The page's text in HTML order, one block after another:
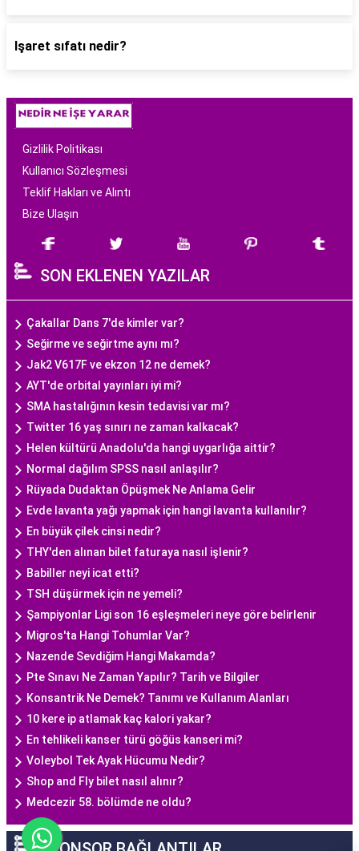
Işaret sıfatı nedir?
Gizlilik Politikası
Kullanıcı Sözleşmesi
Teklif Hakları ve Alıntı
Bize Ulaşın
SON EKLENEN YAZILAR
Çakallar Dans 7'de kimler var?
Seğirme ve seğirtme aynı mı?
Jak2 V617F ve ekzon 12 ne demek?
AYT'de orbital yayınları iyi mi?
SMA hastalığının kesin tedavisi var mı?
Twitter 16 yaş sınırı ne zaman kalkacak?
Helen kültürü Anadolu'da hangi uygarlığa aittir?
Normal dağılım SPSS nasıl anlaşılır?
Rüyada Dudaktan Öpüşmek Ne Anlama Gelir
Evde lavanta yağı yapmak için hangi lavanta kullanılır?
En büyük çilek cinsi nedir?
THY'den alınan bilet faturaya nasıl işlenir?
Babiller neyi icat etti?
TSH düşürmek için ne yemeli?
Şampiyonlar Ligi son 16 eşleşmeleri neye göre belirlenir
Migros'ta Hangi Tohumlar Var?
Nazende Sevdiğim Hangi Makamda?
Pte Sınavı Ne Zaman Yapılır? Tarih ve Bilgiler
Konsantrik Ne Demek? Tanımı ve Kullanım Alanları
10 kere ip atlamak kaç kalori yakar?
En tehlikeli kanser türü göğüs kanseri mi?
Voleybol Tek Ayak Hücumu Nedir?
Shop and Fly bilet nasıl alınır?
Medcezir 58. bölümde ne oldu?